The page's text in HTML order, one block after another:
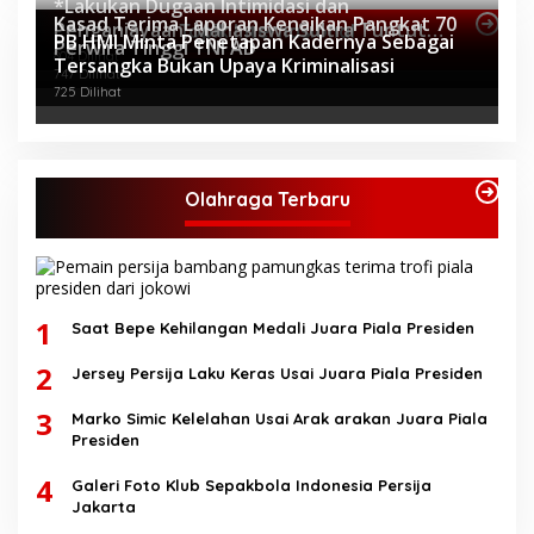
Topik Internasional
*Lakukan Dugaan Intimidasi dan
Penganiayaan, Mahasiswa Sultra Tuntut
Pemecatan Pj Bupati Buton Selatan*
804 Dilihat
Kasad Terima Laporan Kenaikan Pangkat 70
Perwira Tinggi TNI AD
747 Dilihat
PB HMI Minta Penetapan Kadernya Sebagai
Tersangka Bukan Upaya Kriminalisasi
725 Dilihat
Olahraga Terbaru
1 Saat Bepe Kehilangan Medali Juara Piala Presiden
2 Jersey Persija Laku Keras Usai Juara Piala Presiden
3
Marko Simic Kelelahan Usai Arak arakan Juara Piala
Presiden
4
Galeri Foto Klub Sepakbola Indonesia Persija
Jakarta